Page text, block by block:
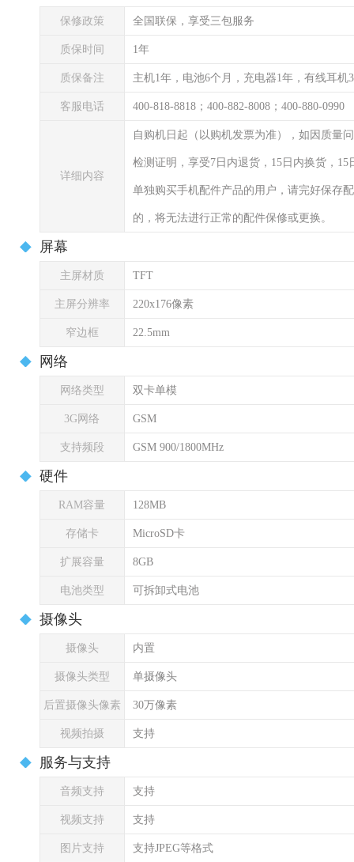
保修政策 全国联保，享受三包服务
质保时间 1年
质保备注 主机1年，电池6个月，充电器1年，有线耳机
客服电话 400-818-8818；400-882-8008；400-880-0990
详细内容
自购机日起（以购机发票为准），如因质量
检测证明，享受7日内退货，15日内换货，
单独购买手机配件产品的用户，请完好保存
的，将无法进行正常的配件保修或更换。
屏幕
主屏材质 TFT
主屏分辨率 220x176像素
窄边框 22.5mm
网络
网络类型 双卡单模
3G网络 GSM
支持频段 GSM 900/1800MHz
硬件
RAM容量 128MB
存储卡 MicroSD卡
扩展容量 8GB
电池类型 可拆卸式电池
摄像头
摄像头 内置
摄像头类型 单摄像头
后置摄像头像素 30万像素
视频拍摄 支持
服务与支持
音频支持 支持
视频支持 支持
图片支持 支持JPEG等格式